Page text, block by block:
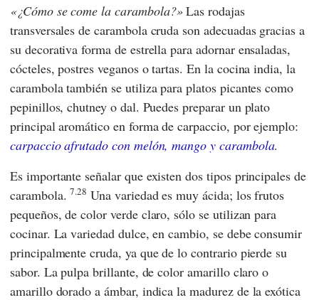
¿Cómo se come la carambola? Las rodajas
transversales de carambola cruda son adecuadas gracias a
su decorativa forma de estrella para adornar ensaladas,
cócteles, postres veganos o tartas. En la cocina india, la
carambola también se utiliza para platos picantes como
pepinillos, chutney o dal. Puedes preparar un plato
principal aromático en forma de carpaccio, por ejemplo:
carpaccio afrutado con melón, mango y carambola.
Es importante señalar que existen dos tipos principales de
carambola.7.28 Una variedad es muy ácida; los frutos
pequeños, de color verde claro, sólo se utilizan para
cocinar. La variedad dulce, en cambio, se debe consumir
principalmente cruda, ya que de lo contrario pierde su
sabor. La pulpa brillante, de color amarillo claro o
amarillo dorado a ámbar, indica la madurez de la exótica